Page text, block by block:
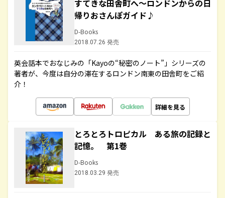
すてきな田舎町へ～ロンドンからの日
帰りおさんぽガイド♪
D-Books
2018.07.26 発売
英会話本でおなじみの「Kayoの“秘密のノート”」シリーズの
著者が、今度は自分の滞在するロンドン南東の田舎町をご紹
介！
詳細を見る
とろとろトロピカル ある旅の記録と
記憶。 第1巻
D-Books
2018.03.29 発売